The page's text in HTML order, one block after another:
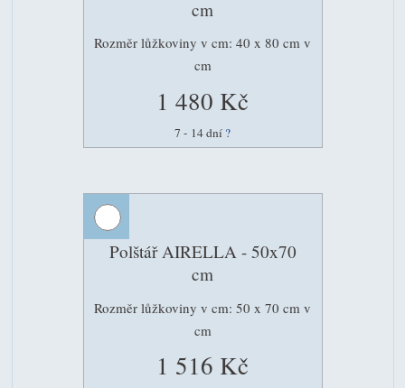
cm
Rozměr lůžkoviny v cm: 40 x 80 cm v
cm
1 480 Kč
7 - 14 dní ?
Polštář AIRELLA - 50x70
cm
Rozměr lůžkoviny v cm: 50 x 70 cm v
cm
1 516 Kč